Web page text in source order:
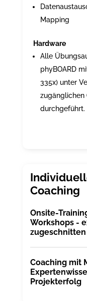
Mapping
Hardware
Alle
phyBOARD
335x) unter
zugänglichen
durchgeführt.
Onsite-
Workshops -
zugeschnitten
Coaching mit
Projekterfolg